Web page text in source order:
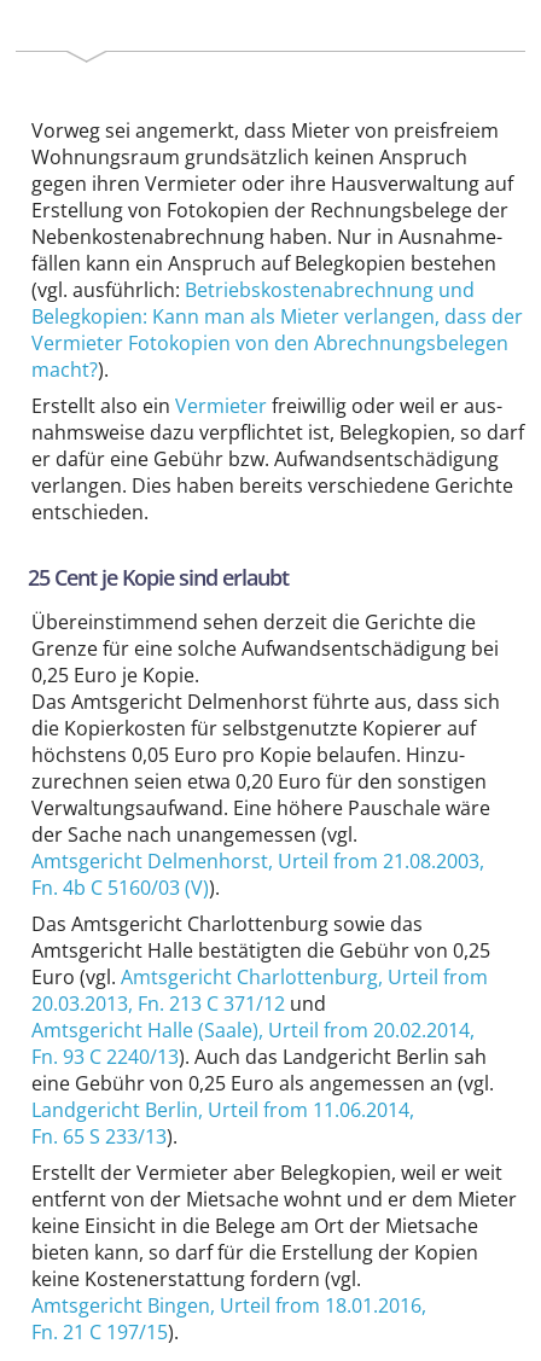
Vorweg sei angemerkt, dass Mieter von preisfreiem
Wohnungs­raum grund­sätzlich keinen Anspruch
gegen ihren Vermieter oder ihre Haus­verwaltung auf
Erstellung von Fotokopien der Rechnungs­belege der
Neben­kosten­abrechnung haben. Nur in Ausnahme­
fällen kann ein Anspruch auf Belegkopien bestehen
(vgl. ausführlich: Betriebskostenabrechnung und
Belegkopien: Kann man als Mieter verlangen, dass der
Vermieter Fotokopien von den Abrechnungsbelegen
macht?).
Erstellt also einVermieterfreiwillig oder weil er aus­
nahmsweise dazu verpflichtet ist, Belegkopien, so darf
er dafür eine Gebühr bzw. Aufwands­entschädigung
verlangen. Dies haben bereits verschiedene Gerichte
entschieden.
25 Cent je Kopie sind erlaubt
Übereins­timmend sehen derzeit die Gerichte die
Grenze für eine solche Aufwands­entschädigung bei
0,25 Euro je Kopie.
Das Amtsgericht Delmenhorst führte aus, dass sich
die Kopier­kosten für selbst­genutzte Kopierer auf
höchstens 0,05 Euro pro Kopie belaufen. Hinzu­
zurechnen seien etwa 0,20 Euro für den sonstigen
Verwaltungs­aufwand. Eine höhere Pauschale wäre
der Sache nach unangemessen (vgl.
Amtsgericht Delmenhorst, Urteil from 21.08.2003,
Fn. 4b C 5160/03 (V)).
Das Amtsgericht Charlottenburg sowie das
Amtsgericht Halle bestätigten die Gebühr von 0,25
Euro (vgl.Amtsgericht Charlottenburg, Urteil from
20.03.2013, Fn. 213 C 371/12 und
Amtsgericht Halle (Saale), Urteil from 20.02.2014,
Fn. 93 C 2240/13). Auch das Landgericht Berlin sah
eine Gebühr von 0,25 Euro als angemessen an (vgl.
Landgericht Berlin, Urteil from 11.06.2014,
Fn. 65 S 233/13).
Erstellt der Vermieter aber Belegkopien, weil er weit
entfernt von der Mietsache wohnt und er dem Mieter
keine Einsicht in die Belege am Ort der Mietsache
bieten kann, so darf für die Erstellung der Kopien
keine Kosten­erstattung fordern (vgl.
Amtsgericht Bingen, Urteil from 18.01.2016,
Fn. 21 C 197/15).